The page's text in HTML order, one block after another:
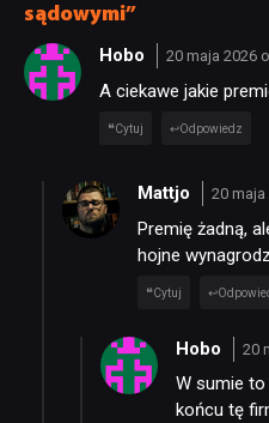
sądowymi”
Hobo 20 maja 2026
A ciekawe jakie
Cytuj Odpowiedz
Mattjo 20 maja
Premię żadną,
hojne
Cytuj
Hobo 20
W sumie
końcu tę